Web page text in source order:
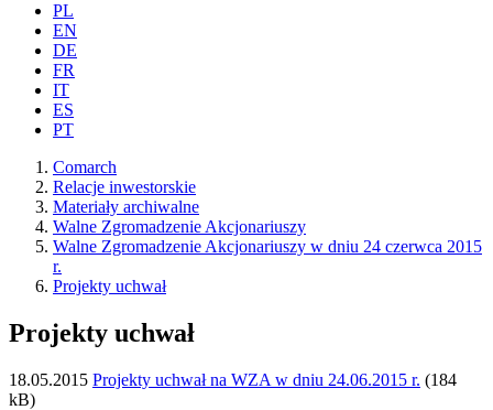
PL
EN
DE
FR
IT
ES
PT
Comarch
Relacje inwestorskie
Materiały archiwalne
Walne Zgromadzenie Akcjonariuszy
Walne Zgromadzenie Akcjonariuszy w dniu 24 czerwca 2015
r.
Projekty uchwał
Projekty uchwał
18.05.2015 Projekty uchwał na WZA w dniu 24.06.2015 r. (184
kB)